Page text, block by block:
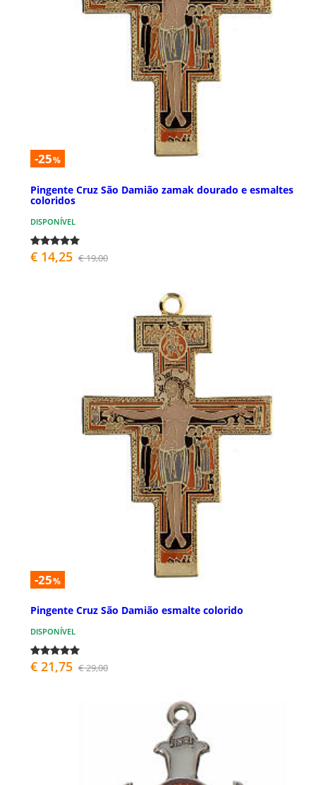
-25%
Pingente Cruz São Damião zamak dourado e esmaltes
coloridos
DISPONÍVEL
€ 14,25 € 19,00
-25%
Pingente Cruz São Damião esmalte colorido
DISPONÍVEL
€ 21,75 € 29,00